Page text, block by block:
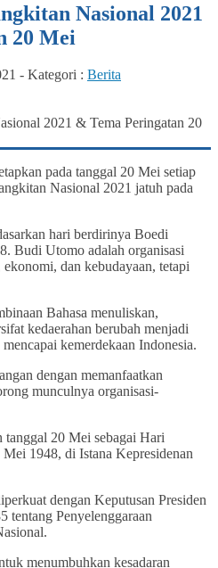
Nasional 2021
20 Mei
- Kategori : Berita
pada tanggal 20 Mei setiap
Nasional 2021 jatuh pada
hari berdirinya Boedi
Budi Utomo adalah organisasi
dan kebudayaan, tetapi
Bahasa menuliskan,
kedaerahan berubah menjadi
kemerdekaan Indonesia.
dengan memanfaatkan
munculnya organisasi-
tanggal 20 Mei sebagai Hari
1948, di Istana Kepresidenan
dengan Keputusan Presiden
tentang Penyelenggaraan
menumbuhkan kesadaran